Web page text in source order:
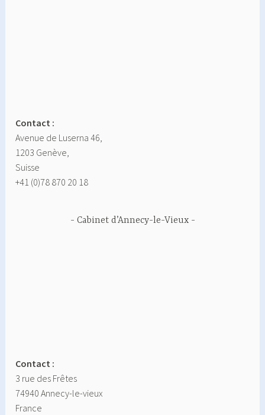
Contact :
Avenue de Luserna 46,
1203 Genève,
Suisse
+41 (0)78 870 20 18
Cabinet d’Annecy-le-Vieux
Contact :
3 rue des Frêtes
74940 Annecy-le-vieux
France